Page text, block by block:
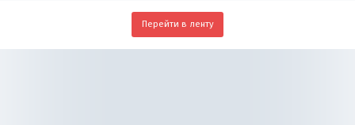
Перейти в ленту